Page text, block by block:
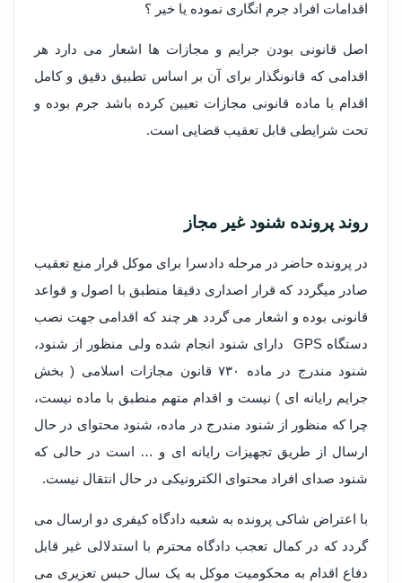
اقدامات افراد جرم انگاری نموده یا خیر ؟
اصل قانونی بودن جرایم و مجازات ها اشعار می دارد هر
اقدامی که قانونگذار برای آن بر اساس تطبیق دقیق و کامل
اقدام با ماده قانونی مجازات تعیین کرده باشد جرم بوده و
تحت شرایطی قابل تعقیب قضایی است.
روند پرونده شنود غیر مجاز
در پرونده حاضر در مرحله دادسرا برای موکل قرار منع تعقیب
صادر میگردد که قرار اصداری دقیقا منطبق با اصول و قواعد
قانونی بوده و اشعار می گردد هر چند که اقدامی جهت نصب
دستگاه GPS دارای شنود انجام شده ولی منظور از شنود،
شنود مندرج در ماده ۷۳۰ قانون مجازات اسلامی ( بخش
جرایم رایانه ای ) نیست و اقدام متهم منطبق با ماده نیست،
چرا که منظور از شنود مندرج در ماده، شنود محتوای در حال
ارسال از طریق تجهیزات رایانه ای و … است در حالی که
شنود صدای افراد محتوای الکترونیکی در حال انتقال نیست.
با اعتراض شاکی پرونده به شعبه دادگاه کیفری دو ارسال می
گردد که در کمال تعجب دادگاه محترم با استدلالی غیر قابل
دفاع اقدام به محکومیت موکل به یک سال حبس تعزیری می